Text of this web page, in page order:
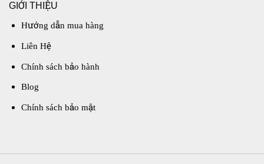
GIỚI THIỆU
Hướng dẫn mua hàng
Liên Hệ
Chính sách bảo hành
Blog
Chính sách bảo mật